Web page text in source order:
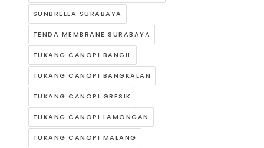
SUNBRELLA SURABAYA
TENDA MEMBRANE SURABAYA
TUKANG CANOPI BANGIL
TUKANG CANOPI BANGKALAN
TUKANG CANOPI GRESIK
TUKANG CANOPI LAMONGAN
TUKANG CANOPI MALANG